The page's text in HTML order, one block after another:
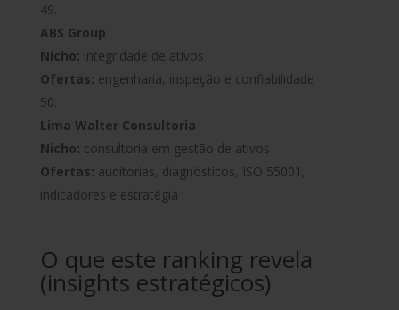
ABS Group
Nicho: integridade de ativos
Ofertas: engenharia, inspeção e confiabilidade
Lima Walter Consultoria
Nicho: consultoria em gestão de ativos
Ofertas: auditorias, diagnósticos, ISO 55001,
indicadores e estratégia
O que este ranking revela
(insights estratégicos)